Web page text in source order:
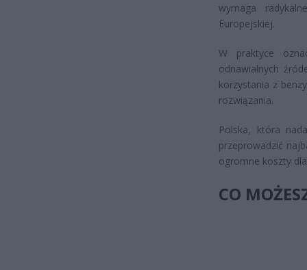
wymaga
Europejskiej.
W praktyce
odnawialnych
korzystania z
rozwiązania.
Polska, która
przeprowadzić
ogromne koszty
CO